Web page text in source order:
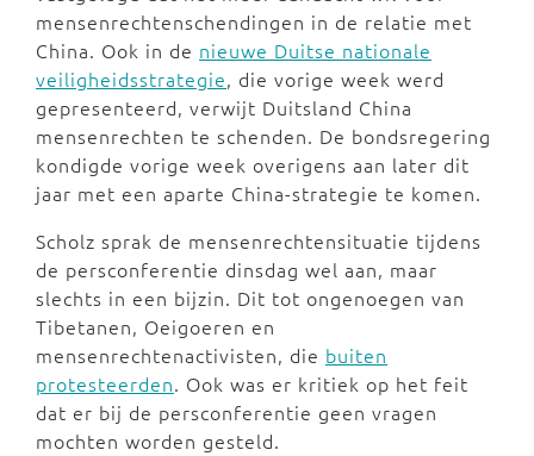
mensenrechtenschendingen in de relatie met
China. Ook in de nieuwe Duitse nationale
veiligheidsstrategie, die vorige week werd
gepresenteerd, verwijt Duitsland China
mensenrechten te schenden. De bondsregering
kondigde vorige week overigens aan later dit
jaar met een aparte China-strategie te komen.
Scholz sprak de mensenrechtensituatie tijdens
de persconferentie dinsdag wel aan, maar
slechts in een bijzin. Dit tot ongenoegen van
Tibetanen, Oeigoeren en
mensenrechtenactivisten, die buiten
protesteerden. Ook was er kritiek op het feit
dat er bij de persconferentie geen vragen
mochten worden gesteld.